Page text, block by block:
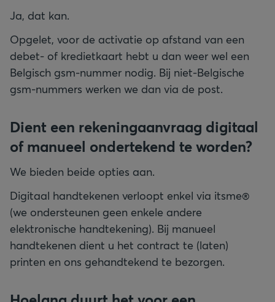
Ja, dat kan.
Opgelet, voor de activatie op afstand van een
debet- of kredietkaart hebt u dan weer wel een
Belgisch gsm-nummer nodig. Bij niet-Belgische
gsm-nummers werken we dan via de post.
Dient een rekeningaanvraag digitaal
of manueel ondertekend te worden?
We bieden beide opties aan.
Digitaal handtekenen verloopt enkel via itsme®
(we ondersteunen geen enkele andere
elektronische handtekening). Bij manueel
handtekenen dient u het contract te (laten)
printen en ons gehandtekend te bezorgen.